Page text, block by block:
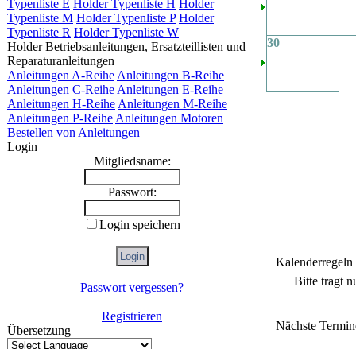
Typenliste E Holder Typenliste H Holder
Typenliste M Holder Typenliste P Holder
Typenliste R Holder Typenliste W
Holder Betriebsanleitungen, Ersatzteillisten und
Reparaturanleitungen
Anleitungen A-Reihe Anleitungen B-Reihe
Anleitungen C-Reihe Anleitungen E-Reihe
Anleitungen H-Reihe Anleitungen M-Reihe
Anleitungen P-Reihe Anleitungen Motoren
Bestellen von Anleitungen
Login
Mitgliedsname:
Passwort:
Login speichern
Passwort vergessen?
Registrieren
Übersetzung
30
Kalenderregeln
Bitte tragt
Nächste